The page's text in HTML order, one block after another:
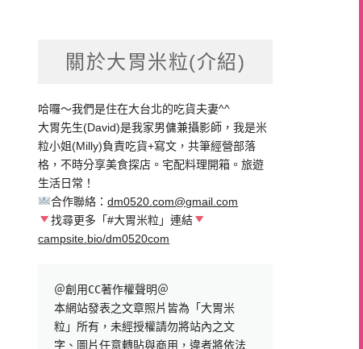
關於大胃米粒(介紹)
哈囉～我們是住在大台北的吃貨夫妻^^
大胃先生(David)是我家男傭兼攝影師，我是米
粒小姐(Milly)負責吃貨+寫文，共筆經營部落
格，不時分享美食探店。宅配料理開箱。旅遊
生活日常！
合作聯絡：dm0520.com@gmail.com
找尋更多「#大胃米粒」連結
campsite.bio/dm0520com
＠創用CC著作權聲明＠
本網站發表之文章照片皆為「大胃米
粒」所有，未經授權請勿將站內之文
字、圖片任意轉貼與商用，違者將依法